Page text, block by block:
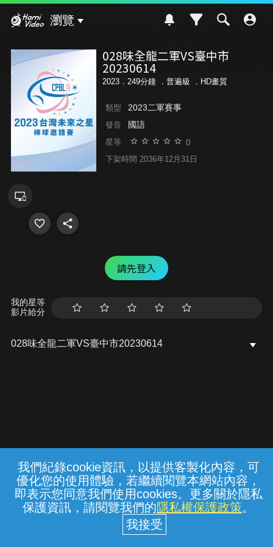
我們紀錄cookie資訊，以提供客製化內容，可
優化您的使用體驗，若繼續閱覽本網站內容，
即表示您同意我們使用cookies。更多關於隱私
保護資訊，請閱覽我們的隱私權保護政策。
瀏覽
028味全龍二軍VS臺中市
20230614
2023．249分鐘 ． 普遍級 ．HD畫質
類型 2023二軍賽事
發音 國語
星等 0
下架時間 2036年12月31日
請先登入
我的星等
影片給分
028味全龍二軍VS臺中市20230614
常見問題 線上客服 服務條款 隱私權保護
中華電信股份有限公司個人家庭分公司
(統一編號：96979949) © 2026
{{notifyMsg}}